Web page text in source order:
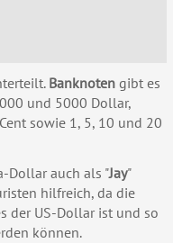
Banknoten gibt es
und 5000 Dollar,
sowie 1, 5, 10 und 20
Dollar auch als "Jay"
hilfreich, da die
der US-Dollar ist und so
können.